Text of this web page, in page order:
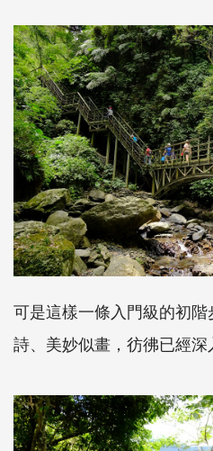
可是這樣一條入門級的初
詩、美妙似畫，彷彿已經深